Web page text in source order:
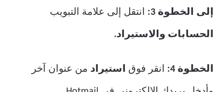
إلى الخطوة 3: انتقل إلى علامة التبويب
الحسابات والاستيراد.
الخطوة 4: انقر فوق استيراد من عنوان آخر